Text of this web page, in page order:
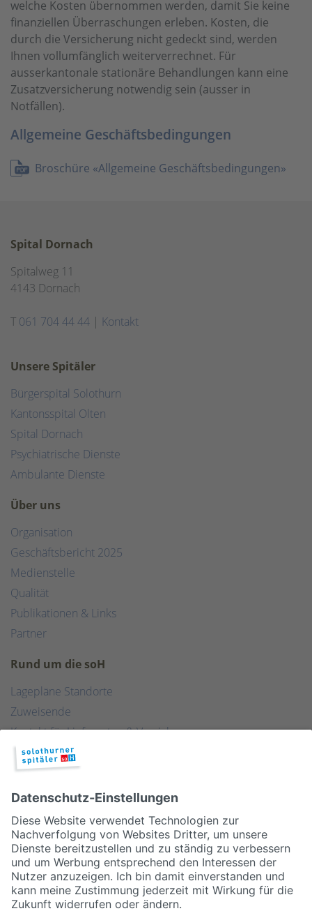
welche Kosten übernommen werden, damit Sie keine
finanziellen Überraschungen erleben. Kosten, die
durch die Versicherung nicht gedeckt sind, werden
Ihnen vollumfänglich weiterverrechnet. Für
ausserkantonale stationäre Behandlungen kann eine
Zusatzversicherung notwendig sein (ausser in
Notfällen).
Allgemeine Geschäftsbedingungen
Broschüre «Allgemeine Geschäftsbedingungen»
Spital Dornach
Spitalweg 11
4143 Dornach
T 061 704 44 44 | Kontakt
Unsere Spitäler
Bürgerspital Solothurn
Kantonsspital Olten
Spital Dornach
Psychiatrische Dienste
Ambulante Dienste
Über uns
Organisation
Geschäftsbericht 2025
Medienstelle
Qualität
Publikationen & Links
Partner
Rund um die soH
Lagepläne Standorte
Zuweisende
Kontakt für Lieferanten & Versicherungen
Zentralwäscherei
HEBSORG
Spital Club